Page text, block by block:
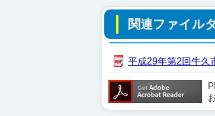
関連ファイル
平成29年第2回牛久